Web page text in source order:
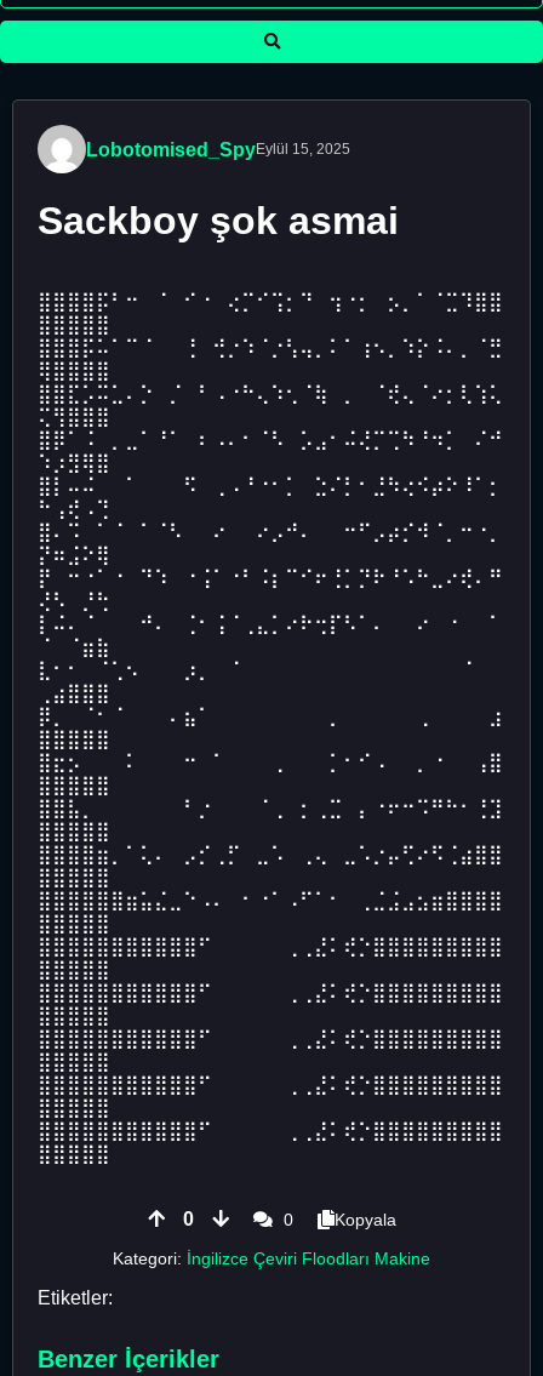
Lobotomised_SpyEylül 15, 2025
Sackboy şok asmai
⣿⣿⣿⣿⡯⠃⠒⠀⠈⠀⠊⠐⠀⢔⡉⠊⢩⡂⠙⠀⢲⠐⡂⠀⡢⡀⠁⠈⣉⠹⣿⣿
⣿⣿⣿⣿⣿
⣿⣿⣿⡯⠥⠁⠉⠈⠀⠀⢘⠀⢚⡐⠱⠈⡐⢣⢤⡀⠅⠁⢰⠢⡀⠱⡕⠨⠄⡀⠈⣛
⢿⣿⣿⣿⣿
⣿⣿⣏⡡⠭⣁⠄⡑⠀⡈⠀⠃⠠⠐⠓⢄⠱⢂⠈⢷⠀⡀⠀⠈⢞⢄⠈⠔⡂⢇⢱⢅
⢍⢻⣿⣿⣿
⣿⡿⠁⠨⠀⡀⣀⠁⠘⠁⠀⠆⠠⠄⠂⠈⠣⠀⡡⣠⠂⠬⢜⡉⢉⠳⠘⠲⡁⠀⠌⠚
⠱⡰⣻⢿⣿
⣿⡇⠤⠬⠀⠀⠁⠀⠀⠀⠫⠀⢀⠠⠘⠐⠂⡁⠀⣑⠌⡃⠂⣘⠳⢔⠪⡴⠕⠸⠁⡂
⠓⢠⢞⠠⢙
⣿⠄⠩⠀⠁⠈⠀⠁⠈⠣⠀⠀⠔⠀⠀⠔⡠⠚⠄⠀⠀⠒⠋⡠⡴⡊⠺⠈⡀⠒⠐⡀
⡝⠶⣨⠕⢿
⡟⠀⠒⠐⠁⠐⠀⠙⠱⠀⠐⢨⠁⠐⠃⠨⡆⠉⠊⠖⢘⡁⡙⠗⠘⠡⠓⣀⠔⢞⠄⠛
⢜⠣⠀⡘⢓
⡇⠬⠄⠈⠀⠀⠀⠚⠄⠀⢈⠂⢨⠈⢀⣄⡁⠔⠗⢒⡏⠣⠁⠄⠀⠀⠔⠀⠐⠀⠀⠁
⠈⠀⠈⣶⣷
⣇⠂⠂⠀⠈⢁⠢⠀⠀⠀⡰⡀⠀⠈⠀⠀⠀⠀⠀⠀⠀⠀⠀⠀⠀⠀⠀⠀⠀⠈⠀⠀
⢀⣴⣿⣿⣿
⡿⡀⠀⠈⠂⠈⠀⠀⠀⠄⣦⠁⠀⠀⠀⠀⠀⠀⠀⠀⡀⠀⠀⠀⠀⠀⢀⠀⠀⠀⠀⣰
⣿⣿⣿⣿⣿
⣿⣖⡢⠀⠀⠀⠅⠀⠀⠀⠒⠀⠁⠀⠀⠀⢀⠀⠀⠀⡁⠂⠊⠠⠀⠀⡀⠐⠀⠀⢠⣿
⣿⣿⣿⣿⣿
⣿⣿⣧⡀⠀⠀⠀⠀⠀⠀⠃⡐⠀⠀⠀⠈⢀⠀⡂⢀⣉⠀⡄⠐⠖⠒⠩⠛⠓⠂⢘⣹
⣿⣿⣿⣿⣿
⣿⣿⣿⣿⣶⡀⠁⢅⠄⠀⡠⡊⢀⡋⠀⣀⠡⠀⢀⢄⠀⣀⠡⡐⡤⢋⠔⠫⢈⣴⣿⣿
⣿⣿⣿⣿⣿
⣿⣿⣿⣿⣿⣿⣶⣥⣌⣀⠑⠠⠄⠀⠂⠐⠁⠠⠋⠁⠂⠀⢀⣈⣨⣠⣢⣶⣿⣿⣿⣿
⣿⣿⣿⣿⣿
⣿⣿⣿⣿⣿⣿⣿⣿⣿⣿⣿⠋⠀⠀⠀⠀⠀⢀⢀⣜⠅⢞⡑⣿⣿⣿⣿⣿⣿⣿⣿⣿
⣿⣿⣿⣿⣿
⣿⣿⣿⣿⣿⣿⣿⣿⣿⣿⣿⠋⠀⠀⠀⠀⠀⢀⢀⣜⠅⢞⡑⣿⣿⣿⣿⣿⣿⣿⣿⣿
⣿⣿⣿⣿⣿
⣿⣿⣿⣿⣿⣿⣿⣿⣿⣿⣿⠋⠀⠀⠀⠀⠀⢀⢀⣜⠅⢞⡑⣿⣿⣿⣿⣿⣿⣿⣿⣿
⣿⣿⣿⣿⣿
⣿⣿⣿⣿⣿⣿⣿⣿⣿⣿⣿⠋⠀⠀⠀⠀⠀⢀⢀⣜⠅⢞⡑⣿⣿⣿⣿⣿⣿⣿⣿⣿
⣿⣿⣿⣿⣿
⣿⣿⣿⣿⣿⣿⣿⣿⣿⣿⣿⠋⠀⠀⠀⠀⠀⢀⢀⣜⠅⢞⡑⣿⣿⣿⣿⣿⣿⣿⣿⣿
⣿⣿⣿⣿⣿
0 0
Kopyala
Kategori: İngilizce Çeviri Floodları Makine
Etiketler:
Benzer İçerikler